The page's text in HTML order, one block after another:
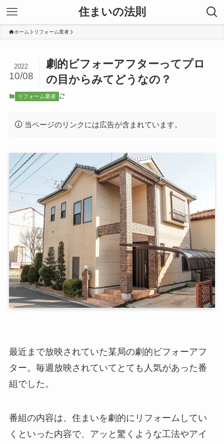
住まいの法則
ホーム リフォーム業者
劇的ビフォーアフターってプロ
の目からみてどうなの？
2022
10/08
リフォーム業者
当ページのリンクには広告が含まれています。
最近まで放映されていた某局の劇的ビフォーアフ
ター。毎週放映されていてとても人気があった番
組でした。
番組の内容は、住まいを劇的にリフォームしてい
くといった内容で、アッと驚くような工法やアイ